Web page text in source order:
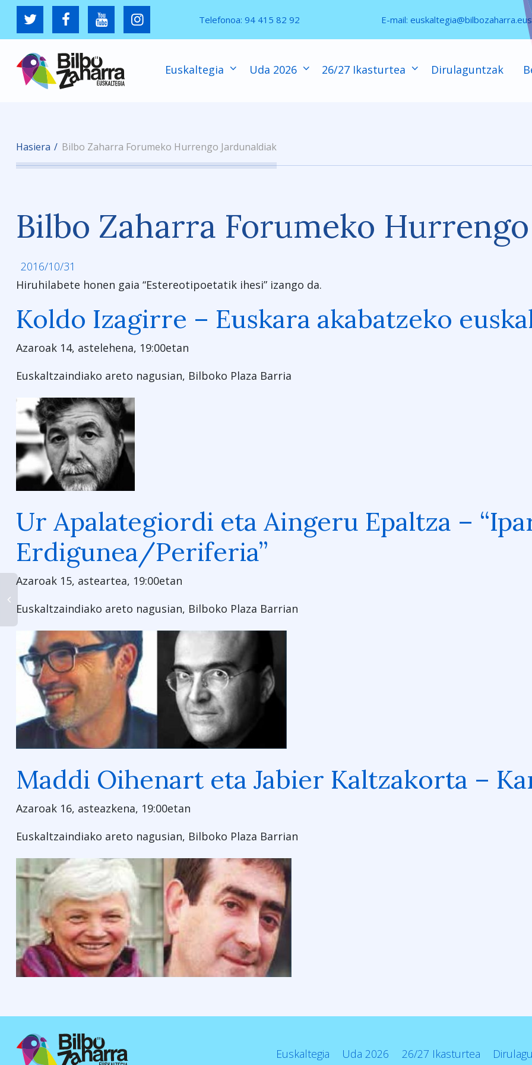
Telefonoa: 94 415 82 92 E-mail: euskaltegia@bilbozaharra.eus
Euskaltegia Uda 2026 26/27 Ikasturtea Dirulaguntzak
Hasiera Bilbo Zaharra Forumeko Hurrengo Jardunaldiak
Bilbo Zaharra Forumeko
2016/10/31
Hiruhilabete honen gaia “Estereotipoetatik ihesi” izango da.
Koldo Izagirre – Euskara akabatzeko
Azaroak 14, astelehena, 19:00etan
Euskaltzaindiako areto nagusian, Bilboko Plaza Barria
Ur Apalategiordi eta Aingeru Epaltza –
Erdigunea/Periferia”
Azaroak 15, asteartea, 19:00etan
Euskaltzaindiako areto nagusian, Bilboko Plaza Barrian
Maddi Oihenart eta Jabier Kaltzakorta –
Azaroak 16, asteazkena, 19:00etan
Euskaltzaindiako areto nagusian, Bilboko Plaza Barrian
Euskaltegia Uda 2026 26/27 Ikasturtea